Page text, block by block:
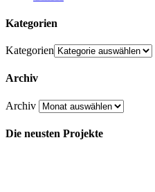
Kategorien
Kategorien
Archiv
Archiv
Die neusten Projekte